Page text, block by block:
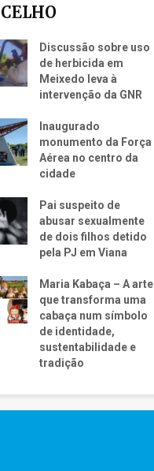
Discussão sobre uso
de herbicida em
Meixedo leva à
intervenção da GNR
Inaugurado
monumento da Força
Aérea no centro da
cidade
Pai suspeito de
abusar sexualmente
de dois filhos detido
pela PJ em Viana
Maria Kabaça – A arte
que transforma uma
cabaça num símbolo
de identidade,
sustentabilidade e
tradição